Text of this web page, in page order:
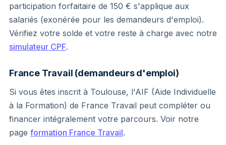
participation forfaitaire de 150 € s'applique aux
salariés (exonérée pour les demandeurs d'emploi).
Vérifiez votre solde et votre reste à charge avec notre
simulateur CPF.
France Travail (demandeurs d'emploi)
Si vous êtes inscrit à Toulouse, l'AIF (Aide Individuelle
à la Formation) de France Travail peut compléter ou
financer intégralement votre parcours. Voir notre
page formation France Travail.